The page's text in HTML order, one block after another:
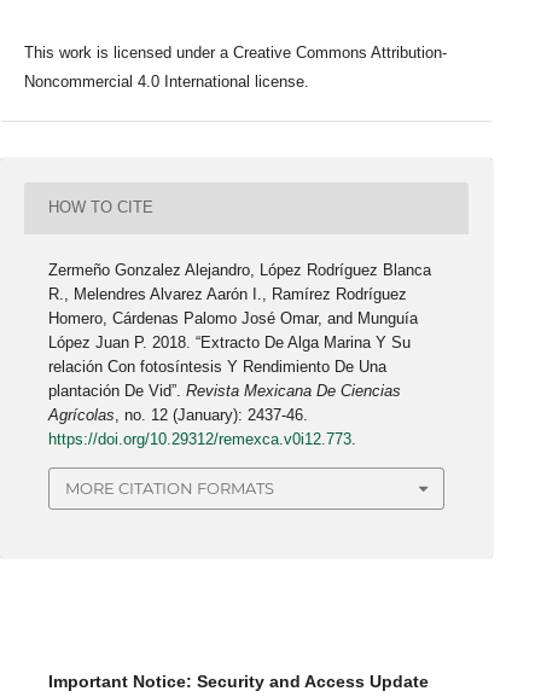
This work is licensed under a Creative Commons Attribution-
Noncommercial 4.0 International license.
HOW TO CITE
Zermeño Gonzalez Alejandro, López Rodríguez Blanca
R., Melendres Alvarez Aarón I., Ramírez Rodríguez
Homero, Cárdenas Palomo José Omar, and Munguía
López Juan P. 2018. “Extracto De Alga Marina Y Su
relación Con fotosíntesis Y Rendimiento De Una
plantación De Vid”.Revista Mexicana De Ciencias
Agrícolas , no. 12 (January): 2437-46.
https://doi.org/10.29312/remexca.v0i12.773
MORE CITATION FORMATS
Important Notice: Security and Access Update